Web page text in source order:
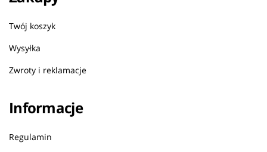
Twój koszyk
Wysyłka
Zwroty i reklamacje
Informacje
Regulamin